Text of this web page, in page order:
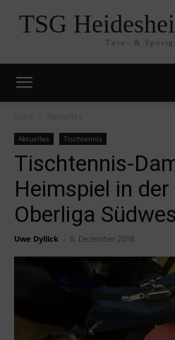
TSG
Turn- &
Aktuelles Tischtennis
Tischtennis-
Heimspiel in
Oberliga
Uwe Dyllick - 6. Dezember 2018